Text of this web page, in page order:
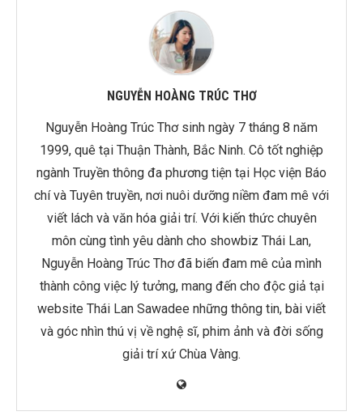
NGUYỄN HOÀNG TRÚC THƠ
Nguyễn Hoàng Trúc Thơ sinh ngày 7 tháng 8 năm
1999, quê tại Thuận Thành, Bắc Ninh. Cô tốt nghiệp
ngành Truyền thông đa phương tiện tại Học viện Báo
chí và Tuyên truyền, nơi nuôi dưỡng niềm đam mê với
viết lách và văn hóa giải trí. Với kiến thức chuyên
môn cùng tình yêu dành cho showbiz Thái Lan,
Nguyễn Hoàng Trúc Thơ đã biến đam mê của mình
thành công việc lý tưởng, mang đến cho độc giả tại
website Thái Lan Sawadee những thông tin, bài viết
và góc nhìn thú vị về nghệ sĩ, phim ảnh và đời sống
giải trí xứ Chùa Vàng.